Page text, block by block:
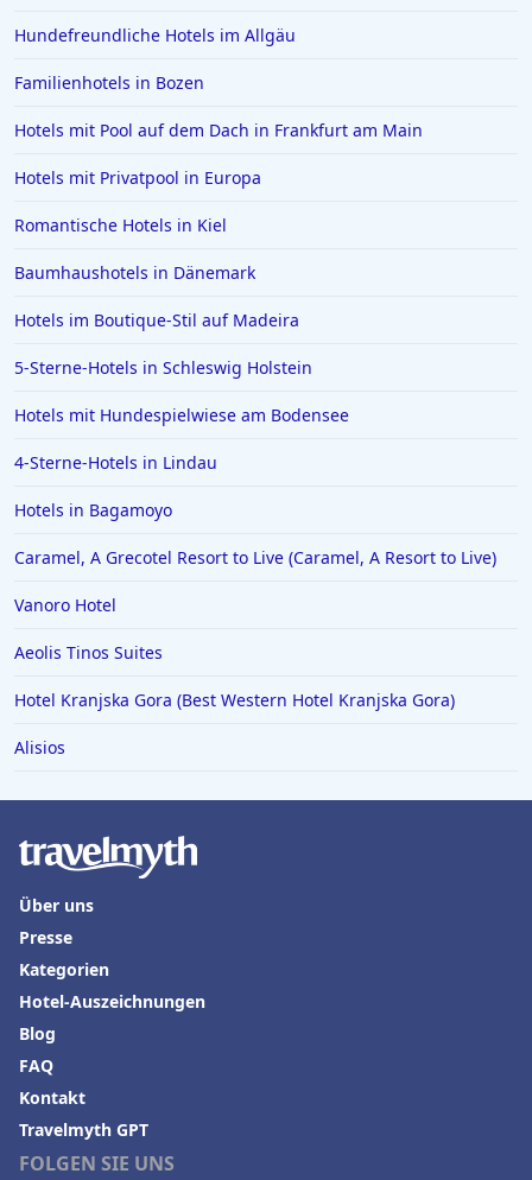
Hotels in Zell am See
Hotels in Würzburg
Hotels in Borkum
Hotels in Bregenz
Hotels in Paguera
Hotels in Achen See
Hotels in Marburg Biedenkopf
Hotels in Cochem
Hotels in Karibische Inseln
Hotels in Boppard
Hundefreundliche Hotels im Allgäu
Familienhotels in Bozen
Hotels mit Pool auf dem Dach in Frankfurt am Main
Hotels mit Privatpool in Europa
Romantische Hotels in Kiel
Baumhaushotels in Dänemark
Hotels im Boutique-Stil auf Madeira
5-Sterne-Hotels in Schleswig Holstein
Hotels mit Hundespielwiese am Bodensee
4-Sterne-Hotels in Lindau
Hotels in Bagamoyo
Caramel, A Grecotel Resort to Live (Caramel, A Resort to Live)
Vanoro Hotel
Aeolis Tinos Suites
Hotel Kranjska Gora (Best Western Hotel Kranjska Gora)
Alisios
FOLGEN SIE UNS
Über uns
Presse
Kategorien
Hotel-Auszeichnungen
Blog
FAQ
Kontakt
Travelmyth GPT